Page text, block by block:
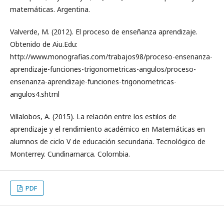
matemáticas. Argentina.
Valverde, M. (2012). El proceso de enseñanza aprendizaje.
Obtenido de Aiu.Edu:
http://www.monografias.com/trabajos98/proceso-ensenanza-
aprendizaje-funciones-trigonometricas-angulos/proceso-
ensenanza-aprendizaje-funciones-trigonometricas-
angulos4.shtml
Villalobos, A. (2015). La relación entre los estilos de
aprendizaje y el rendimiento académico en Matemáticas en
alumnos de ciclo V de educación secundaria. Tecnológico de
Monterrey. Cundinamarca. Colombia.
PDF